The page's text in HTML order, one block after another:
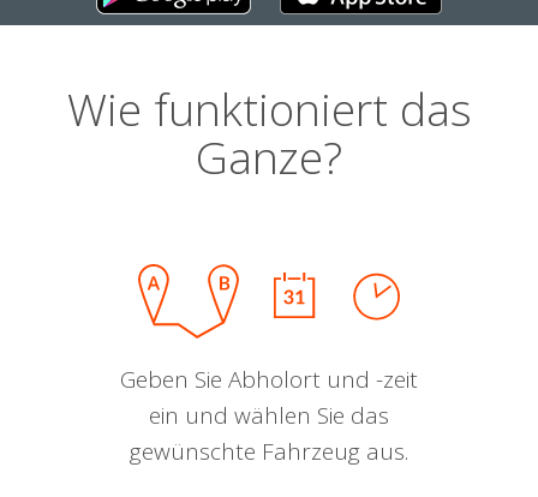
Wie funktioniert das
Ganze?
Geben Sie Abholort und -zeit
ein und wählen Sie das
gewünschte Fahrzeug aus.